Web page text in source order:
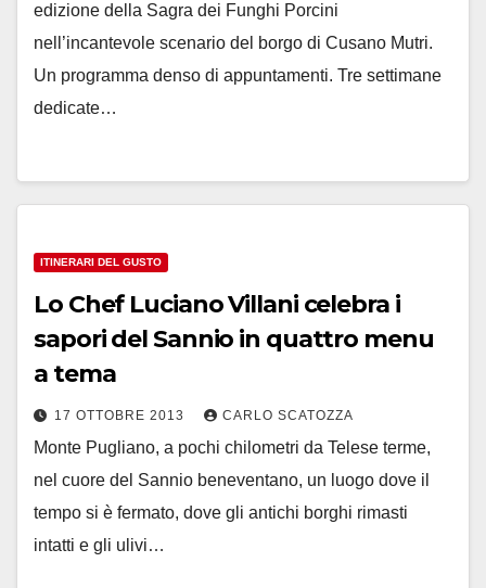
edizione della Sagra dei Funghi Porcini
nell’incantevole scenario del borgo di Cusano Mutri.
Un programma denso di appuntamenti. Tre settimane
dedicate…
ITINERARI DEL GUSTO
Lo Chef Luciano Villani celebra i
sapori del Sannio in quattro menu
a tema
17 OTTOBRE 2013 CARLO SCATOZZA
Monte Pugliano, a pochi chilometri da Telese terme,
nel cuore del Sannio beneventano, un luogo dove il
tempo si è fermato, dove gli antichi borghi rimasti
intatti e gli ulivi…